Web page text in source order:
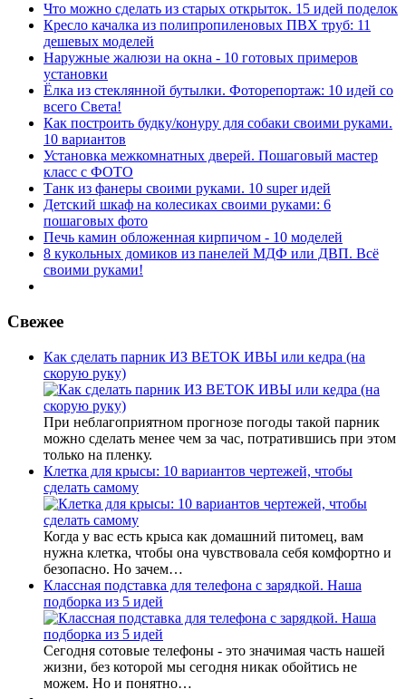
Что можно сделать из старых открыток. 15 идей поделок
Кресло качалка из полипропиленовых ПВХ труб: 11
дешевых моделей
Наружные жалюзи на окна - 10 готовых примеров
установки
Ёлка из стеклянной бутылки. Фоторепортаж: 10 идей со
всего Света!
Как построить будку/конуру для собаки своими руками.
10 вариантов
Установка межкомнатных дверей. Пошаговый мастер
класс с ФОТО
Танк из фанеры своими руками. 10 super идей
Детский шкаф на колесиках своими руками: 6
пошаговых фото
Печь камин обложенная кирпичом - 10 моделей
8 кукольных домиков из панелей МДФ или ДВП. Всё
своими руками!
Свежее
Как сделать парник ИЗ ВЕТОК ИВЫ или кедра (на
скорую руку)
При неблагоприятном прогнозе погоды такой парник
можно сделать менее чем за час, потратившись при этом
только на пленку.
Клетка для крысы: 10 вариантов чертежей, чтобы
сделать самому
Когда у вас есть крыса как домашний питомец, вам
нужна клетка, чтобы она чувствовала себя комфортно и
безопасно. Но зачем…
Классная подставка для телефона с зарядкой. Наша
подборка из 5 идей
Сегодня сотовые телефоны - это значимая часть нашей
жизни, без которой мы сегодня никак обойтись не
можем. Но и понятно…